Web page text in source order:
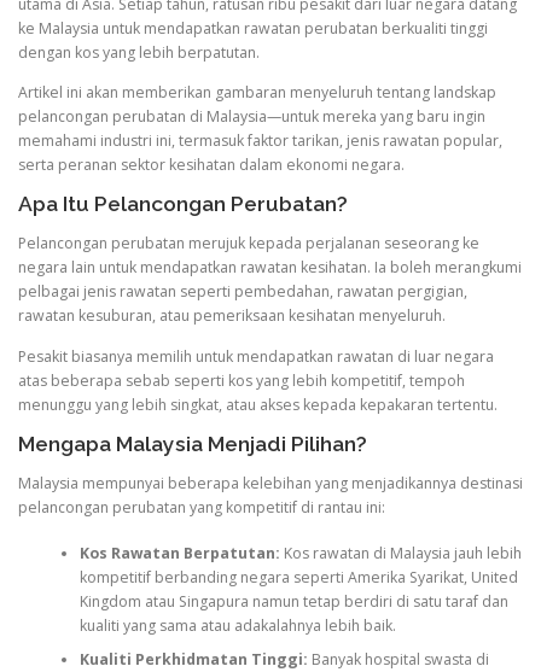
utama di Asia. Setiap tahun, ratusan ribu pesakit dari luar negara datang
ke Malaysia untuk mendapatkan rawatan perubatan berkualiti tinggi
dengan kos yang lebih berpatutan.
Artikel ini akan memberikan gambaran menyeluruh tentang landskap
pelancongan perubatan di Malaysia—untuk mereka yang baru ingin
memahami industri ini, termasuk faktor tarikan, jenis rawatan popular,
serta peranan sektor kesihatan dalam ekonomi negara.
Apa Itu Pelancongan Perubatan?
Pelancongan perubatan merujuk kepada perjalanan seseorang ke
negara lain untuk mendapatkan rawatan kesihatan. Ia boleh merangkumi
pelbagai jenis rawatan seperti pembedahan, rawatan pergigian,
rawatan kesuburan, atau pemeriksaan kesihatan menyeluruh.
Pesakit biasanya memilih untuk mendapatkan rawatan di luar negara
atas beberapa sebab seperti kos yang lebih kompetitif, tempoh
menunggu yang lebih singkat, atau akses kepada kepakaran tertentu.
Mengapa Malaysia Menjadi Pilihan?
Malaysia mempunyai beberapa kelebihan yang menjadikannya destinasi
pelancongan perubatan yang kompetitif di rantau ini:
Kos Rawatan Berpatutan: Kos rawatan di Malaysia jauh lebih
kompetitif berbanding negara seperti Amerika Syarikat, United
Kingdom atau Singapura namun tetap berdiri di satu taraf dan
kualiti yang sama atau adakalahnya lebih baik.
Kualiti Perkhidmatan Tinggi: Banyak hospital swasta di